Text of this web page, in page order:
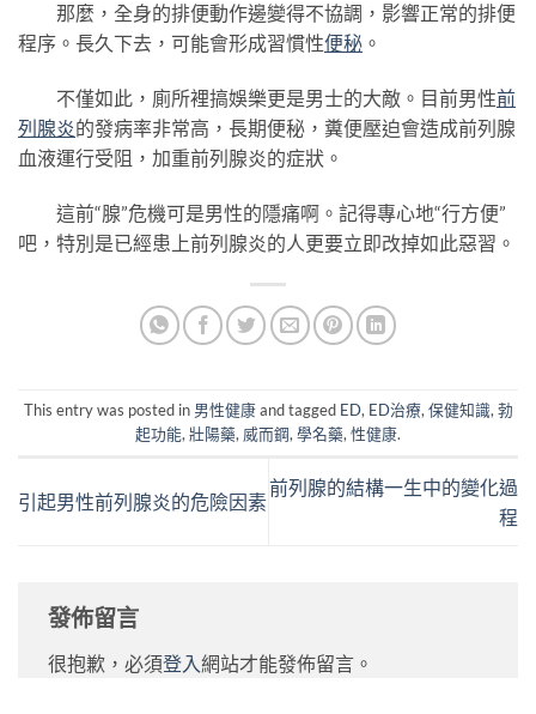
那麼，全身的排便動作邊變得不協調，影響正常的排便
程序。長久下去，可能會形成習慣性便秘 。
不僅如此，廁所裡搞娛樂更是男士的大敵。目前男性前
列腺炎的發病率非常高，長期便秘，糞便壓迫會造成前列腺
血液運行受阻，加重前列腺炎的症狀。
這前“腺”危機可是男性的隱痛啊。記得專心地“行方便”
吧，特別是已經患上前列腺炎的人更要立即改掉如此惡習。
This entry was posted in 男性健康and tagged ED, ED治療, 保健知識, 勃
起功能, 壯陽藥, 威而鋼, 學名藥, 性健康.
引起男性前列腺炎的危險因素
前列腺的結構一生中的變化過
程
發佈留言
很抱歉，必須登入 網站才能發佈留言。